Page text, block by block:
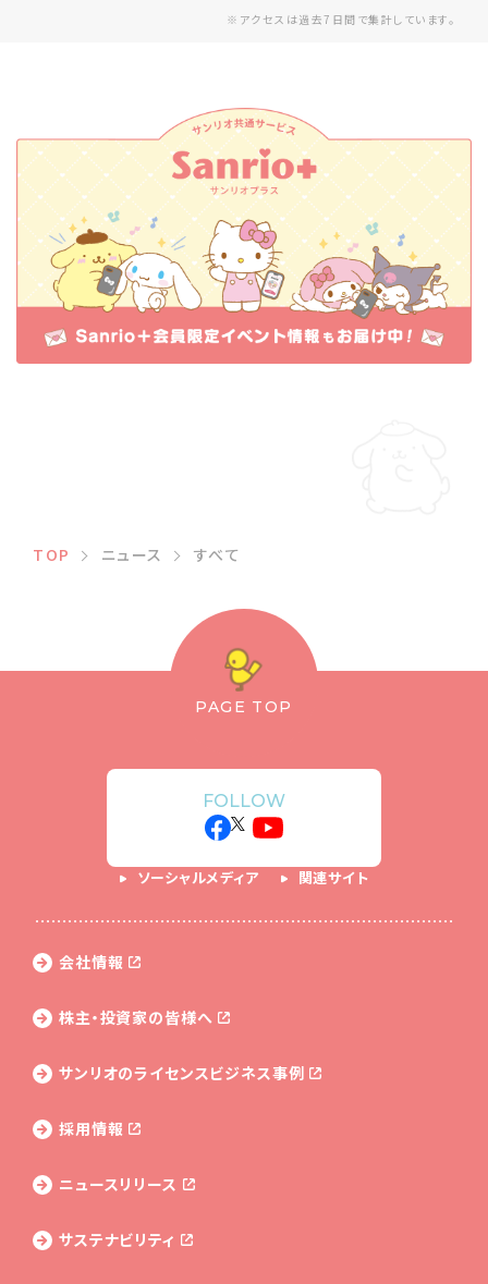
※アクセスは過去7日間で集計しています。
TOP ニュース すべて
PAGE TOP
FOLLOW
ソーシャルメディア 関連サイト
会社情報
株主・投資家の皆様へ
サンリオのライセンスビジネス事例
採用情報
ニュースリリース
サステナビリティ